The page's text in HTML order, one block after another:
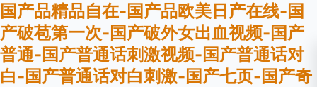
国产品精品自在-国产品欧美日产在线-国
产破苞第一次-国产破外女出血视频-国产
普通-国产普通话刺激视频-国产普通话对
白-国产普通话对白刺激-国产七页-国产奇